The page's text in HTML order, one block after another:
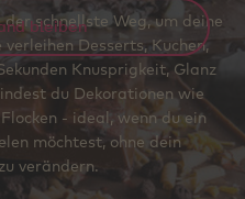
schnellste Weg, um deine
Desserts, Kuchen,
Knusprigkeit, Glanz
du Dekorationen wie
- ideal, wenn du ein
möchtest, ohne dein
verändern.
bleiben